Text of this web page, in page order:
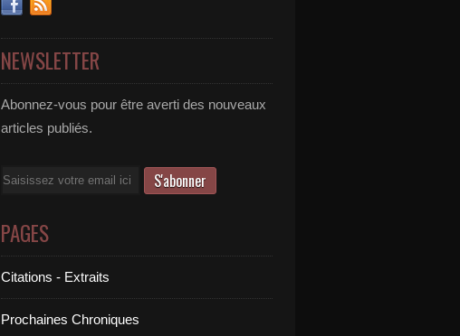
NEWSLETTER
Abonnez-vous pour être averti des nouveaux
articles publiés.
Email
PAGES
Citations - Extraits
Prochaines Chroniques